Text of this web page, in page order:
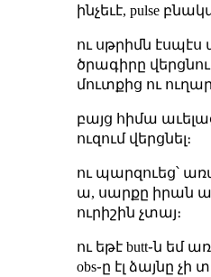
ինչեւէ, pulse
ու սթրիմն
ծրագիրը
մուտքից ու
բայց հիմա
ուզում վերցնել։
ու պարզուեց՝
ա, սարքը իրան ա
ուրիշին չտայ։
ու եթէ butt֊ն եմ
obs֊ը էլ ձայնը չի